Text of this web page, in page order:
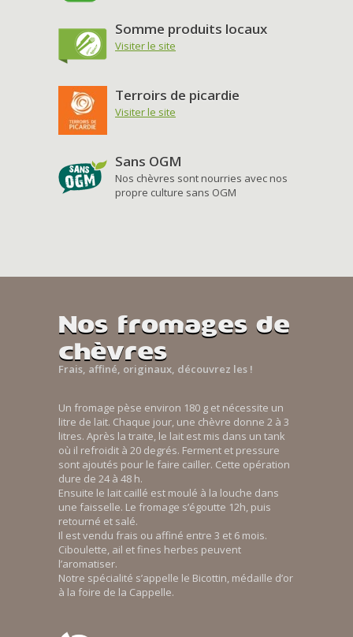
Somme produits locaux
Visiter le site
Terroirs de picardie
Visiter le site
Sans OGM
Nos chèvres sont nourries avec nos
propre culture sans OGM
Nos fromages de
chèvres
Frais, affiné, originaux, découvrez les !
Un fromage pèse environ 180 g et nécessite un
litre de lait. Chaque jour, une chèvre donne 2 à 3
litres. Après la traite, le lait est mis dans un tank
où il refroidit à 20 degrés. Ferment et pressure
sont ajoutés pour le faire cailler. Cette opération
dure de 24 à 48 h.
Ensuite le lait caillé est moulé à la louche dans
une faisselle. Le fromage s’égoutte 12h, puis
retourné et salé.
Il est vendu frais ou affiné entre 3 et 6 mois.
Ciboulette, ail et fines herbes peuvent
l’aromatiser.
Notre spécialité s’appelle le Bicottin, médaille d’or
à la foire de la Cappelle.